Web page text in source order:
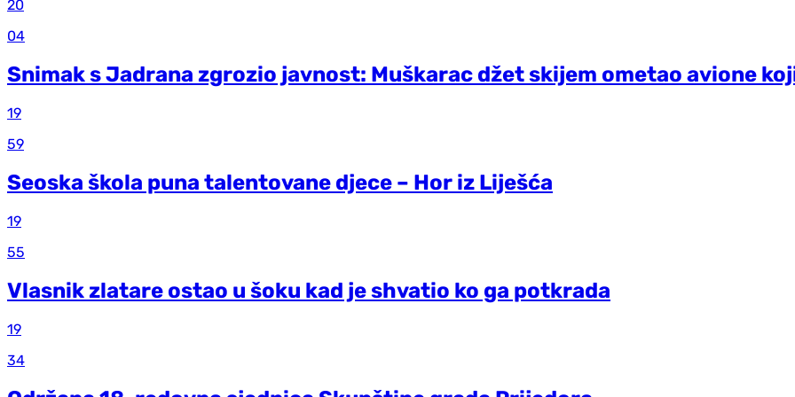
20
04
Snimak s Jadrana zgrozio javnost: Muškarac džet skijem ometao avione
19
59
Seoska škola puna talentovane djece – Hor iz Liješća
19
55
Vlasnik zlatare ostao u šoku kad je shvatio ko ga potkrada
19
34